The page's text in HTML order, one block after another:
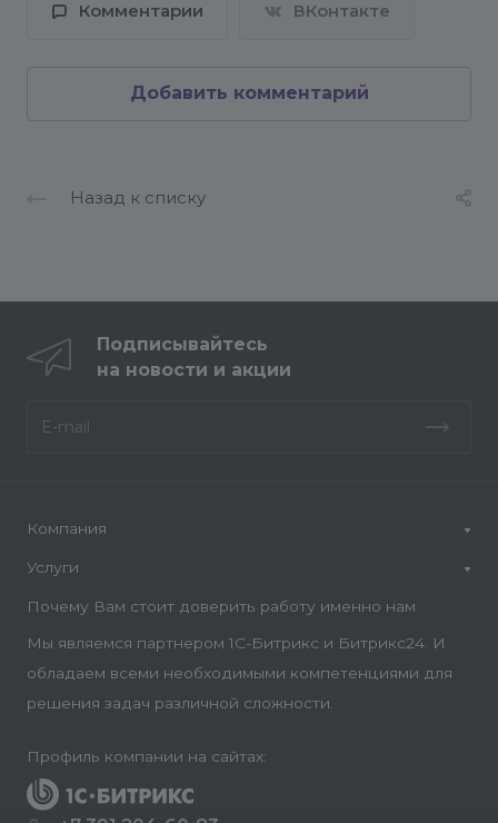
Комментарии ВКонтакте
Добавить комментарий
Назад к списку
Подписывайтесь
на новости и акции
Компания
Услуги
Почему Вам стоит доверить работу именно нам
Мы являемся партнером 1С-Битрикс и Битрикс24. И
обладаем всеми необходимыми компетенциями для
решения задач различной сложности.
Профиль компании на сайтах: